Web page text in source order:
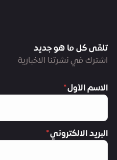
تلقى كل ما هو جديد
اشترك في نشرتنا الاخبارية
الاسم الأول
البريد الالكتروني